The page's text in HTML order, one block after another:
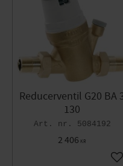
Reducerventil G20 BA
130
5084192
2 406 KR